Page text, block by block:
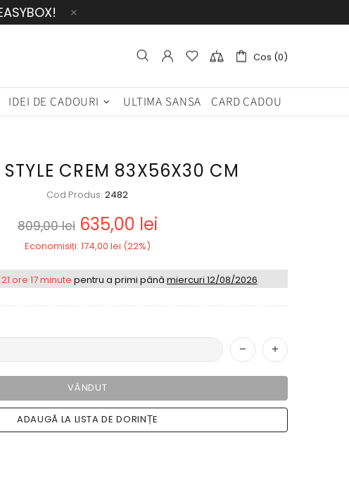
Cos (0)
IDEI DE CADOURI ULTIMA SANSA CARD CADOU
STYLE CREM 83X56X30 CM
Cod Produs: 2482
809,00 lei 635,00 lei
Economisiți: 174,00 lei (22%)
21 ore 17 minute pentru a primi până miercuri 12/08/2026
VÂNDUT
ADAUGĂ LA LISTA DE DORINȚE